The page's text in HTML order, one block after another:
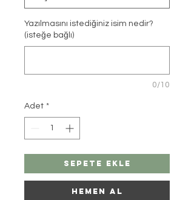
Yazılmasını istediğiniz isim nedir?
(isteğe bağlı)
0/10
Adet *
Sepete Ekle
HEMEN AL